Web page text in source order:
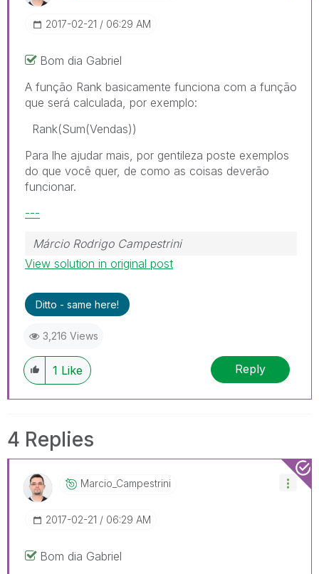
‎2017-02-21 06:29 AM
Bom dia Gabriel
A função Rank basicamente funciona com a função
que será calculada, por exemplo:
Rank(Sum(Vendas))
Para lhe ajudar mais, por gentileza poste exemplos
do que você quer, de como as coisas deverão
funcionar.
---
Márcio Rodrigo Campestrini
View solution in original post
Ditto - same here!
3,216 Views
1 Like Reply
4 Replies
Marcio_CampestrIni
‎2017-02-21 06:29 AM
Bom dia Gabriel